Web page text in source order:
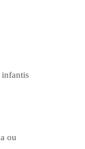
infantis
ou